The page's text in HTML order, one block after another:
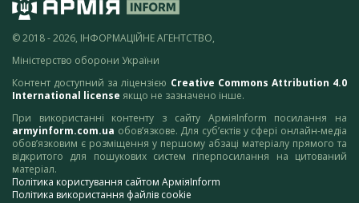
© 2018 - 2026, ІНФОРМАЦІЙНЕ АГЕНТСТВО,
Міністерство оборони України
Контент доступний за ліцензією Creative Commons Attribution 4.0
International license якщо не зазначено інше.
При використанні контенту з сайту АрміяInform посилання на
armyinform.com.ua обов’язкове. Для суб’єктів у сфері онлайн-медіа
обов’язковим є розміщення у першому абзаці матеріалу прямого та
відкритого для пошукових систем гіперпосилання на цитований
матеріал.
Політика користування сайтом АрміяInform
Політика використання файлів cookie